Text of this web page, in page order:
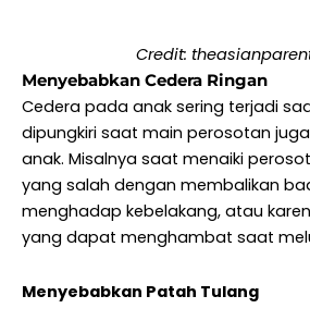
Credit:
Menyebabkan Cedera Ringan
Cedera pada anak sering terjadi
dipungkiri saat main perosotan
anak. Misalnya saat menaiki
yang salah dengan membalikan
menghadap kebelakang, atau
yang dapat menghambat saat
Menyebabkan Patah Tulang